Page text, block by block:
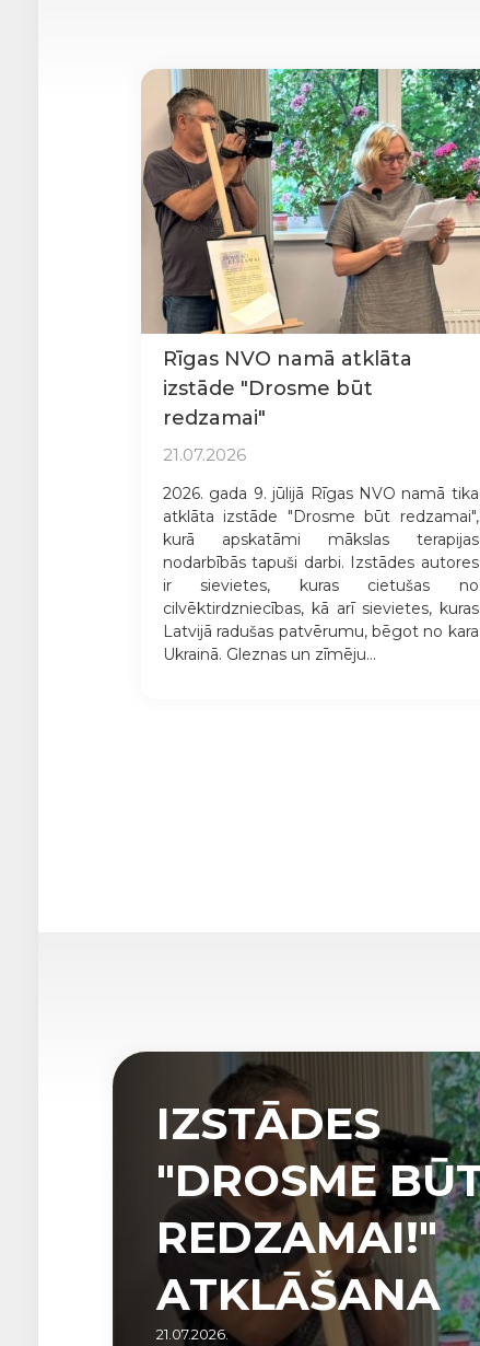
Rīgas NVO namā atklāta
izstāde "Drosme būt
redzamai"
21.07.2026
2026. gada 9. jūlijā Rīgas NVO namā tika
atklāta izstāde "Drosme būt redzamai",
kurā apskatāmi mākslas terapijas
nodarbībās tapuši darbi. Izstādes autores
ir sievietes, kuras cietušas no
cilvēktirdzniecības, kā arī sievietes, kuras
Latvijā radušas patvērumu, bēgot no kara
Ukrainā. Gleznas un zīmēju...
IZSTĀDES
"DROSME
REDZAMAI!"
ATKLĀŠANA
21.07.2026.